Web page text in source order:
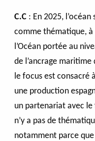
C.C: En 2025, l’océan
comme thématique, à
l’Océan portée au
de l’ancrage maritime
le focus est consacré
une production
un partenariat avec le
n’y a pas de
notamment parce